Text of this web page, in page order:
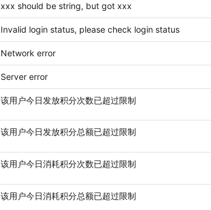
xxx should be string, but got xxx
Invalid login status, please check login status
Network error
Server error
该用户今日发放积分次数已超过限制
该用户今日发放积分总额已超过限制
该用户今日消耗积分次数已超过限制
该用户今日消耗积分总额已超过限制